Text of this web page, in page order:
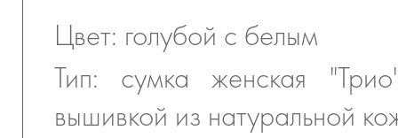
Цвет: голубой с белым
Тип: сумка женская
вышивкой из натуральной